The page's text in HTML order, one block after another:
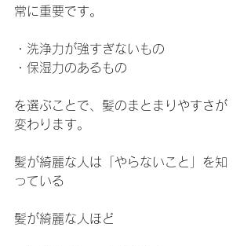
常に重要です。
・洗浄力が強すぎないもの
・保湿力のあるもの
を選ぶことで、髪のまとまりやすさが
変わります。
髪が綺麗な人は「やらないこと」を知
っている
髪が綺麗な人ほど